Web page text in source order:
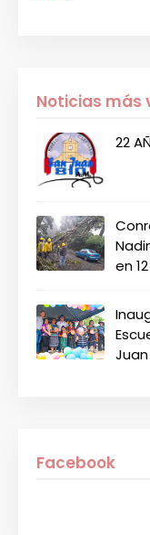
Noticias más
22
en
Facebook